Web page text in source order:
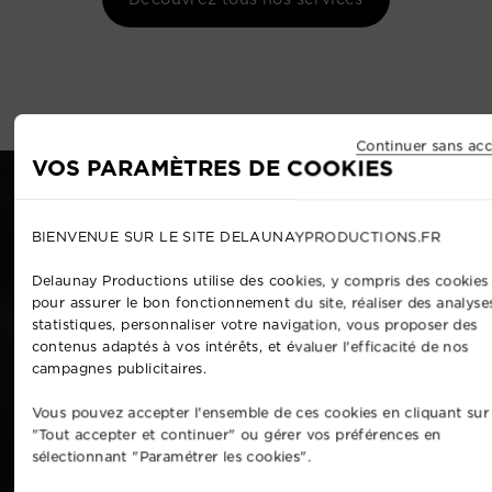
VOS PARAMÈTRES DE COOKIES
Continuer sans
BIENVENUE SUR LE SITE DELAUNAYPRODUCTIONS.FR
Delaunay Productions utilise des cookies, y compris des
pour assurer le bon fonctionnement du site, réaliser des
statistiques, personnaliser votre navigation, vous proposer des
contenus adaptés à vos intérêts, et évaluer l'efficacité de nos
campagnes publicitaires.
Vous pouvez accepter l'ensemble de ces cookies en cliquant sur
"Tout accepter et continuer" ou gérer vos préférences en
sélectionnant "Paramétrer les cookies".